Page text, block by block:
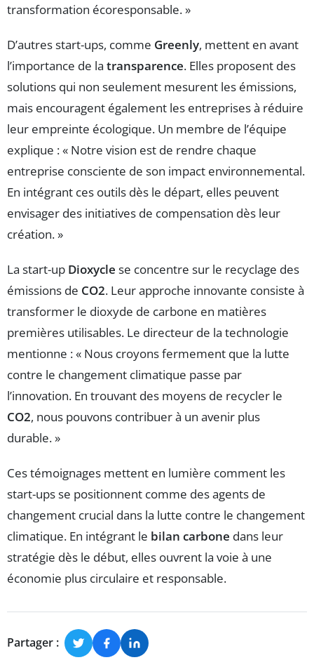
transformation écoresponsable. »
D’autres start-ups, comme Greenly, mettent en avant
l’importance de la transparence. Elles proposent des
solutions qui non seulement mesurent les émissions,
mais encouragent également les entreprises à réduire
leur empreinte écologique. Un membre de l’équipe
explique : « Notre vision est de rendre chaque
entreprise consciente de son impact environnemental.
En intégrant ces outils dès le départ, elles peuvent
envisager des initiatives de compensation dès leur
création. »
La start-up Dioxycle se concentre sur le recyclage des
émissions de CO2. Leur approche innovante consiste à
transformer le dioxyde de carbone en matières
premières utilisables. Le directeur de la technologie
mentionne : « Nous croyons fermement que la lutte
contre le changement climatique passe par
l’innovation. En trouvant des moyens de recycler le
CO2, nous pouvons contribuer à un avenir plus
durable. »
Ces témoignages mettent en lumière comment les
start-ups se positionnent comme des agents de
changement crucial dans la lutte contre le changement
climatique. En intégrant le bilan carbone dans leur
stratégie dès le début, elles ouvrent la voie à une
économie plus circulaire et responsable.
Partager :